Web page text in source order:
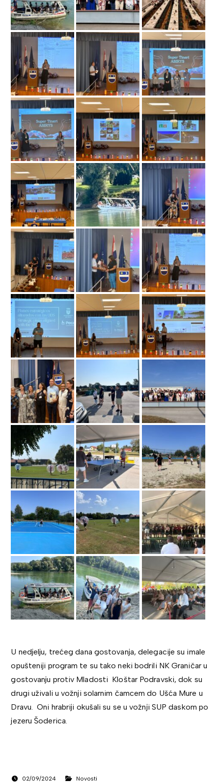
U nedjelju, trećeg dana gostovanja, delegacije su imale
opušteniji program te su tako neki bodrili NK Graničar u
gostovanju protiv Mladosti Kloštar Podravski, dok su
drugi uživali u vožnji solarnim čamcem do Ušća Mure u
Dravu. Oni hrabriji okušali su se u vožnji SUP daskom po
jezeru Šoderica.
02/09/2024 Novosti